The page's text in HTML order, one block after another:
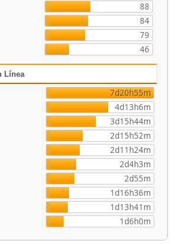
88
84
79
46
Línea
7d20h55m
4d13h6m
3d15h44m
2d15h52m
2d11h24m
2d4h3m
2d55m
1d16h36m
1d13h41m
1d6h0m